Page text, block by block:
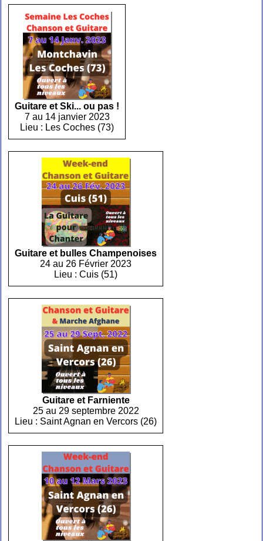
Guitare et Ski... ou pas !
7 au 14 janvier 2023
Lieu : Les Coches (73)
Guitare et bulles Champenoises
24 au 26 Février 2023
Lieu : Cuis (51)
Guitare et Farniente
25 au 29 septembre 2022
Lieu : Saint Agnan en Vercors (26)